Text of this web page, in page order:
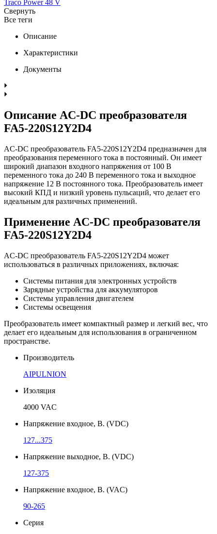
Traco Power 48 V
Свернуть
Все теги
Описание
Характеристики
Документы
Описание AC-DC преобразователя
FA5-220S12Y2D4
AC-DC преобразователь FA5-220S12Y2D4 предназначен для
преобразования переменного тока в постоянный. Он имеет
широкий диапазон входного напряжения от 100 В
переменного тока до 240 В переменного тока и выходное
напряжение 12 В постоянного тока. Преобразователь имеет
высокий КПД и низкий уровень пульсаций, что делает его
идеальным для различных применений.
Применение AC-DC преобразователя
FA5-220S12Y2D4
AC-DC преобразователь FA5-220S12Y2D4 может
использоваться в различных приложениях, включая:
Системы питания для электронных устройств
Зарядные устройства для аккумуляторов
Системы управления двигателем
Системы освещения
Преобразователь имеет компактный размер и легкий вес, что
делает его идеальным для использования в ограниченном
пространстве.
Производитель
AIPULNION
Изоляция
4000 VAC
Напряжение входное, В. (VDC)
127...375
Напряжение выходное, В. (VDC)
127-375
Напряжение входное, В. (VAC)
90-265
Серия